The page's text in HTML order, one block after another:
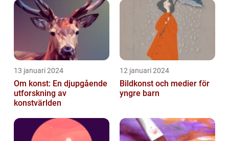
13 januari 2024
Om konst: En djupgående
utforskning av
konstvärlden
12 januari 2024
Bildkonst och medier för
yngre barn